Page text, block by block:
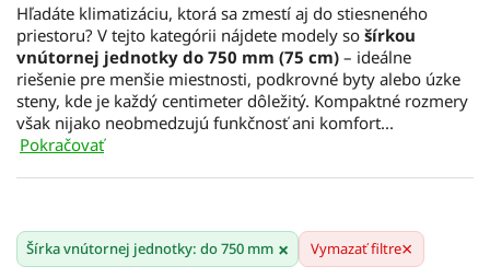
Hľadáte klimatizáciu, ktorá sa zmestí aj do stiesneného
priestoru? V tejto kategórii nájdete modely so šírkou
vnútornej jednotky do 750 mm (75 cm) – ideálne
riešenie pre menšie miestnosti, podkrovné byty alebo úzke
steny, kde je každý centimeter dôležitý. Kompaktné rozmery
však nijako neobmedzujú funkčnosť ani komfort...
Pokračovať
Perfektné do malých priestorov alebo nad dvere
Šírka vnútornej jednotky: do 750 mm × Vymazať filtre×